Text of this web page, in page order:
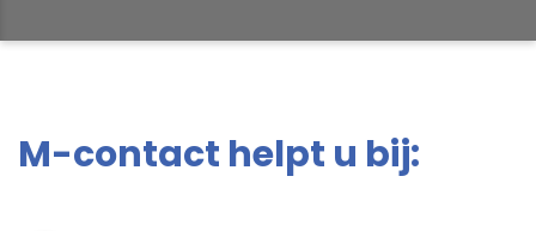
M-contact helpt u bij: